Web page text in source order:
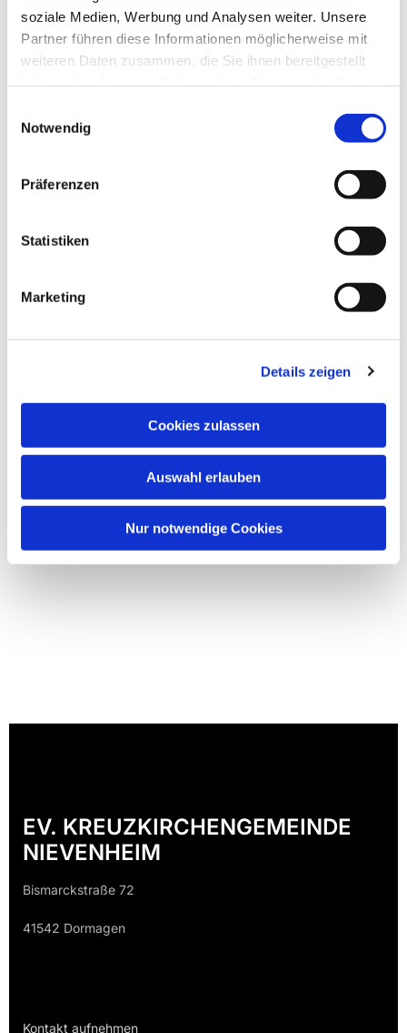
soziale Medien, Werbung und Analysen weiter. Unsere
Partner führen diese Informationen möglicherweise mit
weiteren Daten zusammen, die Sie ihnen bereitgestellt
Notwendig
Präferenzen
Statistiken
Marketing
Details zeigen
Cookies zulassen
Auswahl erlauben
Nur notwendige Cookies
EV. KREUZKIRCHENGEMEINDE
NIEVENHEIM
Bismarckstraße 72
41542 Dormagen
Kontakt aufnehmen